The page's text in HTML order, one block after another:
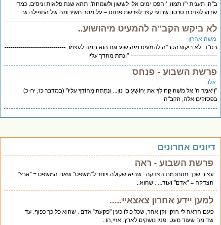
ב"ה, תענית י"ז תמוז, 'יהפכו ימים אלו לששון ולשמחה', תהא שנת פלאות וניסים. כמדי
שבוע לפניכם סרטון שבועי קצר לפרשת פנחס – על מסר חשיבותה של התפילה ש
לא ביקש הקב"ה להמעיט מיהושוע..
משה אהרון
בס"ד. לא ביקש הקב"ה להמעיט מיהושוע וגם הוא חמה לעצמו. -------------------------------
-------------------------------------------- "ונתת מהדך עליו
פרשת השבוע - פנחס
אלון
"וַיֹּאמֶר ה' אֶל מֹשֶׁה קַח לְךָ אֶת יְהוֹשֻׁעַ בִּן נוּן... וְנָתַתָּה מֵהוֹדְךָ עָלָיו" (במדבר כז, יח-כ)
בפסוקים אלה, הקב"ה
דיונים אחרונים
פרשת השבוע - ראה
עצוב שכך מסתכמת הצדקה : שהיא שקולה ויותר ל"משפט" שאם המשפט = "ארץ"
הצדקה = "אדם" ועוד... . שהוא..
למען יידע אחרון צאצאיי.....
פעם הראה לי הזקן זקן אחר, שכל כולו כעין "פקעת" אדם . שהוא כל כך כפוף. עד
שדומה שעוד מעט ופניו נושקים לארץ. אזיי,הו..